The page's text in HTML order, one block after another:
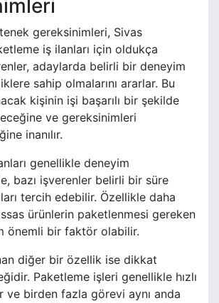
gereksinimleri, Sivas
iş ilanları için oldukça
adaylarda belirli bir deneyim
sahip olmalarını ararlar. Bu
kişinin işi başarılı bir şekilde
ve gereksinimleri
inanılır.
genellikle deneyim
bazı işverenler belirli bir süre
tercih edebilir. Özellikle daha
ürünlerin paketlenmesi gereken
önemli bir faktör olabilir.
diğer bir özellik ise dikkat
Paketleme işleri genellikle hızlı
ve birden fazla görevi aynı anda